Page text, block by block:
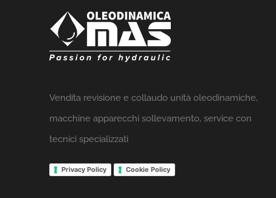
Vendita revisione e collaudo unità oleodinamiche,
macchine apparecchi sollevamento, service con
tecnici specializzati
Privacy Policy Cookie Policy